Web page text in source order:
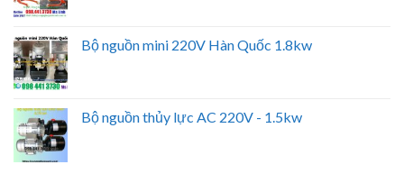
Bộ nguồn mini 220V Hàn Quốc 1.8kw
Bộ nguồn thủy lực AC 220V - 1.5kw